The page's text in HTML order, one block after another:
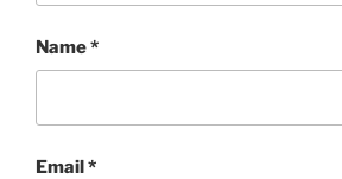
Name*
Email*